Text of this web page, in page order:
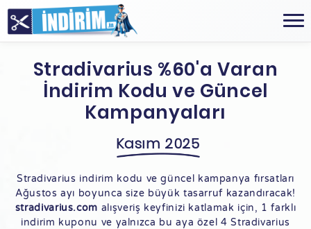
Stradivarius %60'a Varan
İndirim Kodu ve Güncel
Kampanyaları
Kasım 2025
Stradivarius indirim kodu ve güncel kampanya fırsatları
Ağustos ayı boyunca size büyük tasarruf kazandıracak!
stradivarius.com alışveriş keyfinizi katlamak için, 1 farklı
indirim kuponu ve yalnızca bu aya özel 4 Stradivarius